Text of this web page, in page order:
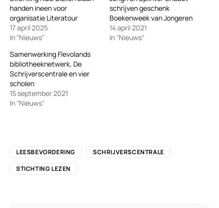
handen ineen voor
organisatie Literatour
17 april 2025
In "Nieuws"
schrijven geschenk
Boekenweek van Jongeren
14 april 2021
In "Nieuws"
Samenwerking Flevolands
bibliotheeknetwerk, De
Schrijverscentrale en vier
scholen
15 september 2021
In "Nieuws"
LEESBEVORDERING
SCHRIJVERSCENTRALE
STICHTING LEZEN